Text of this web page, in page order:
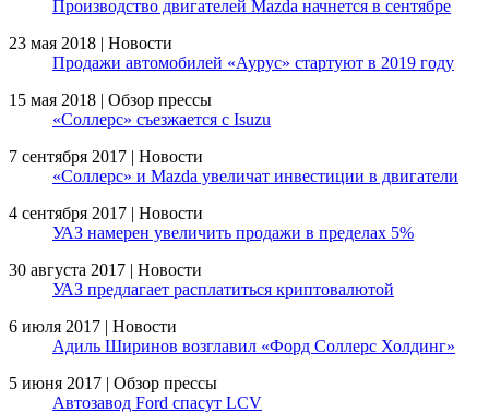
Производство двигателей Mazda начнется в сентябре
23 мая 2018 | Новости
Продажи автомобилей «Аурус» стартуют в 2019 году
15 мая 2018 | Обзор прессы
«Соллерс» съезжается с Isuzu
7 сентября 2017 | Новости
«Соллерс» и Mazda увеличат инвестиции в двигатели
4 сентября 2017 | Новости
УАЗ намерен увеличить продажи в пределах 5%
30 августа 2017 | Новости
УАЗ предлагает расплатиться криптовалютой
6 июля 2017 | Новости
Адиль Ширинов возглавил «Форд Соллерс Холдинг»
5 июня 2017 | Обзор прессы
Автозавод Ford спасут LCV